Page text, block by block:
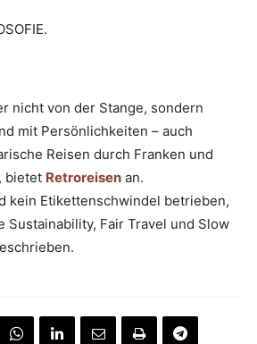
nicht von der Stange, sondern
mit Persönlichkeiten – auch
Reisen durch Franken und
bietet Retroreisen an.
kein Etikettenschwindel betrieben,
Sustainability, Fair Travel und Slow